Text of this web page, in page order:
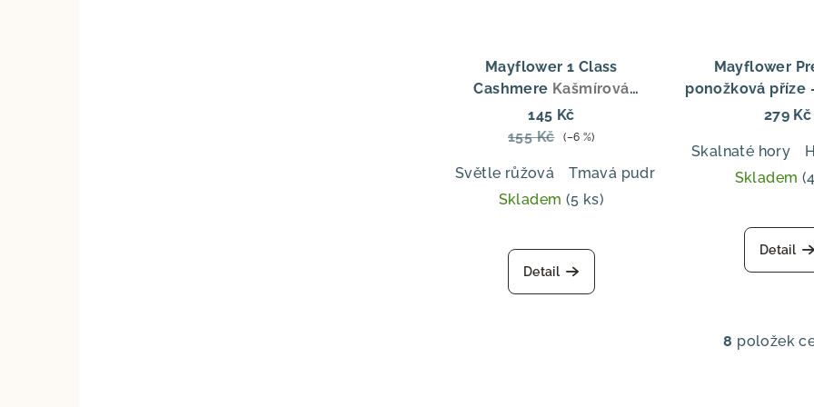
Mayflower 1 Class
Cashmere Kašmírová
ponožková příze 1. třídy –
Merino & Kašmír
145 Kč
155 Kč
(–6 %)
Světle růžová Tmavá pudrová růžová Lanýž
Skladem (5 ks)
hodnocení
produktu
je
Detail
Mayflower
ponožková příze
Mountain –
279 Kč
Skalnaté hory
Skladem
Detail
O
8 položek